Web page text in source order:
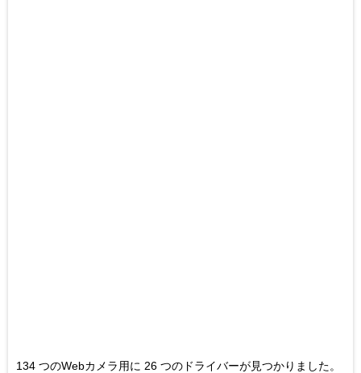
134 つのWebカメラ用に 26 つのドライバーが見つかりました。